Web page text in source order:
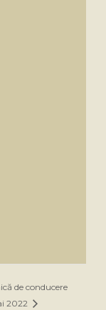
de conducere
2022